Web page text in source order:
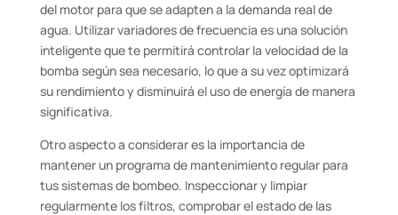
del motor para que se adapten a la demanda real de
agua. Utilizar variadores de frecuencia es una solución
inteligente que te permitirá controlar la velocidad de la
bomba según sea necesario, lo que a su vez optimizará
su rendimiento y disminuirá el uso de energía de manera
significativa.
Otro aspecto a considerar es la importancia de
mantener un programa de mantenimiento regular para
tus sistemas de bombeo. Inspeccionar y limpiar
regularmente los filtros, comprobar el estado de las